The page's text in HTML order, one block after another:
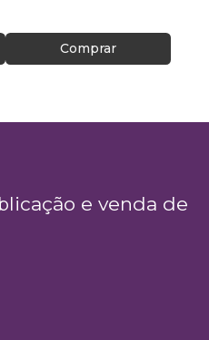
Comprar
e venda de